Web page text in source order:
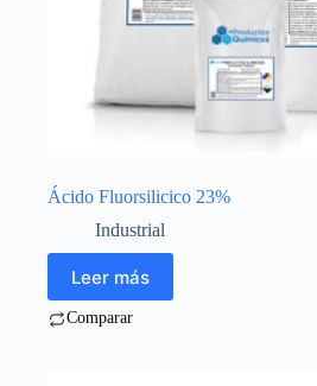
Ácido Fluorsilicico 23%
Industrial
Leer más
Comparar